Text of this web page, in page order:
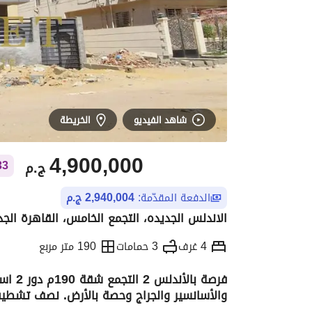
شاهد الفيديو الخريطة
ج.م4,900,000
الدفعة المقدّمة: 2,940,004 ج.م
الاندلس الجديده، التجمع الخامس، القاهرة
4 غرف 3 حمامات 190 متر مربع
التفاصيل الاتجاهات والمؤشرات رهن
والأسانسير والجراج وحصة بالأرض. نصف